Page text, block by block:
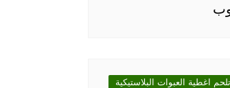
اغطية العبوات البلاستيكية